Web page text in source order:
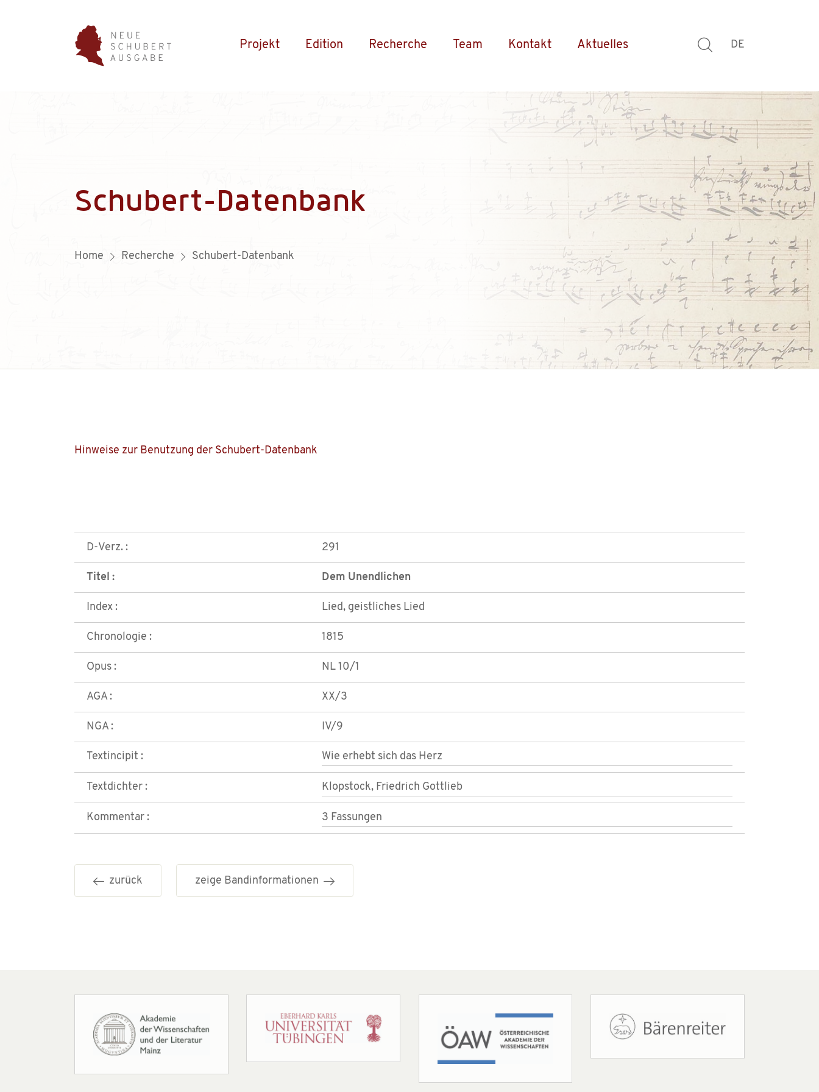
Projekt Edition Recherche Team Kontakt Aktuelles DE
Schubert-Datenbank
Home Recherche Schubert-Datenbank
Hinweise zur Benutzung der Schubert-Datenbank
D-Verz. : 291
Titel : Dem Unendlichen
Index : Lied, geistliches Lied
Chronologie : 1815
Opus : NL 10/1
AGA : XX/3
NGA : IV/9
Textincipit : Wie erhebt sich das Herz
Textdichter : Klopstock, Friedrich Gottlieb
Kommentar : 3 Fassungen
zurück zeige Bandinformationen